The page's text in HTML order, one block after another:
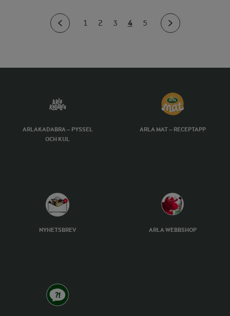
1 2 3 4 5
ARLAKADABRA – PYSSEL
OCH KUL
ARLA MAT – RECEPTAPP
NYHETSBREV ARLA WEBBSHOP